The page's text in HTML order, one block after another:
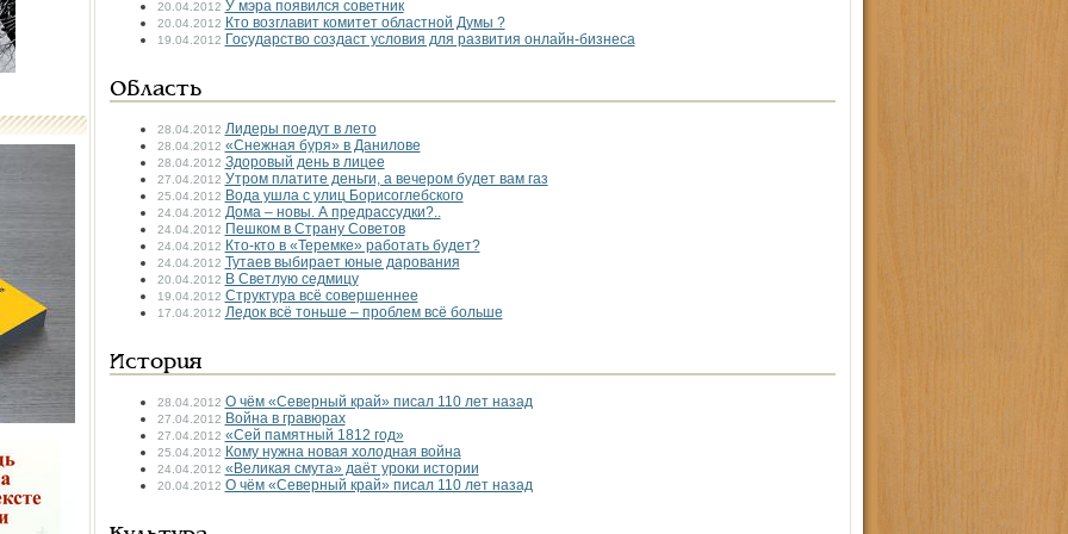
20.04.2012 У мэра появился советник
20.04.2012 Кто возглавит комитет областной Думы ?
19.04.2012 Государство создаст условия для развития онлайн-бизнеса
Область
28.04.2012 Лидеры поедут в лето
28.04.2012 «Снежная буря» в Данилове
28.04.2012 Здоровый день в лицее
27.04.2012 Утром платите деньги, а вечером будет вам газ
25.04.2012 Вода ушла с улиц Борисоглебского
24.04.2012 Дома – новы. А предрассудки?..
24.04.2012 Пешком в Страну Советов
24.04.2012 Кто-кто в «Теремке» работать будет?
24.04.2012 Тутаев выбирает юные дарования
20.04.2012 В Светлую седмицу
19.04.2012 Структура всё совершеннее
17.04.2012 Ледок всё тоньше – проблем всё больше
История
28.04.2012 О чём «Северный край» писал 110 лет назад
27.04.2012 Война в гравюрах
27.04.2012 «Сей памятный 1812 год»
25.04.2012 Кому нужна новая холодная война
24.04.2012 «Великая смута» даёт уроки истории
20.04.2012 О чём «Северный край» писал 110 лет назад